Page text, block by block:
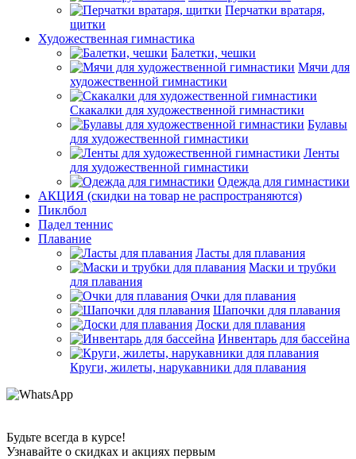
Перчатки вратаря,
щитки
Художественная гимнастика
Балетки, чешки
Мячи для
художественной гимнастики
Скакалки для художественной гимнастики
Булавы
для художественной гимнастики
Ленты
для художественной гимнастики
Одежда для гимнастики
АКЦИЯ (скидки на товар не распространяются)
Пиклбол
Падел теннис
Плавание
Ласты для плавания
Маски и трубки
для плавания
Очки для плавания
Шапочки для плавания
Доски для плавания
Инвентарь для бассейна
Круги, жилеты, нарукавники для плавания
Будьте всегда в курсе!
Узнавайте о скидках и акциях первым